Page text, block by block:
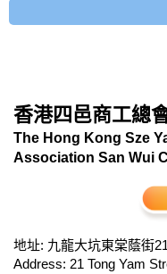
香港四邑商工總
The Hong Kong Sze
Association San Wui
地址: 九龍大坑東棠蔭街
Address: 21 Tong Yam